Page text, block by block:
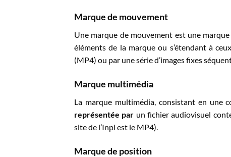
Marque de mouvement
Une marque de mouvement est une
éléments de la marque ou s’étendant à
(MP4) ou par une série d’images fixes
Marque multimédia
La marque multimédia, consistant en une
représentée par un fichier audiovisuel
site de l’Inpi est le MP4).
Marque de position